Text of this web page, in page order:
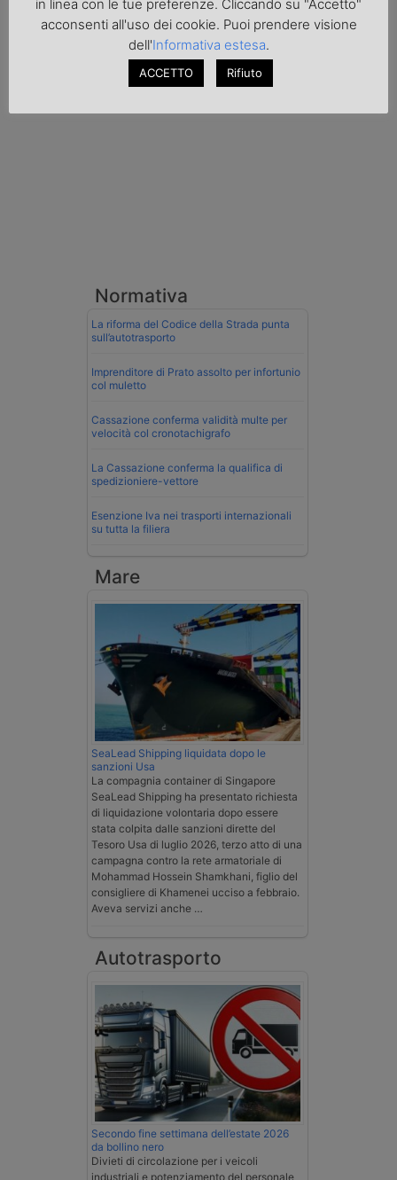
conducente ungherese del mezzo, fermato
al valico di Tarvisio.
Transpotalk
Normativa
La riforma del Codice della Strada punta
sull’autotrasporto
Imprenditore di Prato assolto per infortunio
col muletto
Cassazione conferma validità multe per
velocità col cronotachigrafo
La Cassazione conferma la qualifica di
spedizioniere-vettore
Esenzione Iva nei trasporti internazionali
su tutta la filiera
Mare
SeaLead Shipping liquidata dopo le
sanzioni Usa
La compagnia container di Singapore
SeaLead Shipping ha presentato richiesta
di liquidazione volontaria dopo essere
stata colpita dalle sanzioni dirette del
Tesoro Usa di luglio 2026, terzo atto di una
campagna contro la rete armatoriale di
Mohammad Hossein Shamkhani, figlio del
consigliere di Khamenei ucciso a febbraio.
Aveva servizi anche …
Autotrasporto
Secondo fine settimana dell’estate 2026
da bollino nero
Divieti di circolazione per i veicoli
industriali e potenziamento del personale
in linea con le tue preferenze. Cliccando su "Accetto"
acconsenti all'uso dei cookie. Puoi prendere visione
dell'Informativa estesa.
ACCETTO Rifiuto